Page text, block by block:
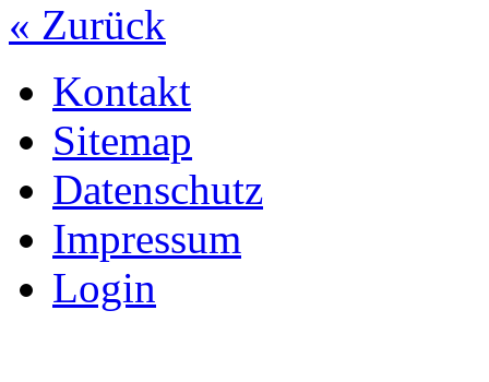
« Zurück
Kontakt
Sitemap
Datenschutz
Impressum
Login